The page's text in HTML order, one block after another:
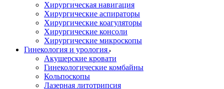
Хирургическая навигация
Хирургические аспираторы
Хирургические коагуляторы
Хирургические консоли
Хирургические микроскопы
Гинекология и урология
Акушерские кровати
Гинекологические комбайны
Кольпоскопы
Лазерная литотрипсия